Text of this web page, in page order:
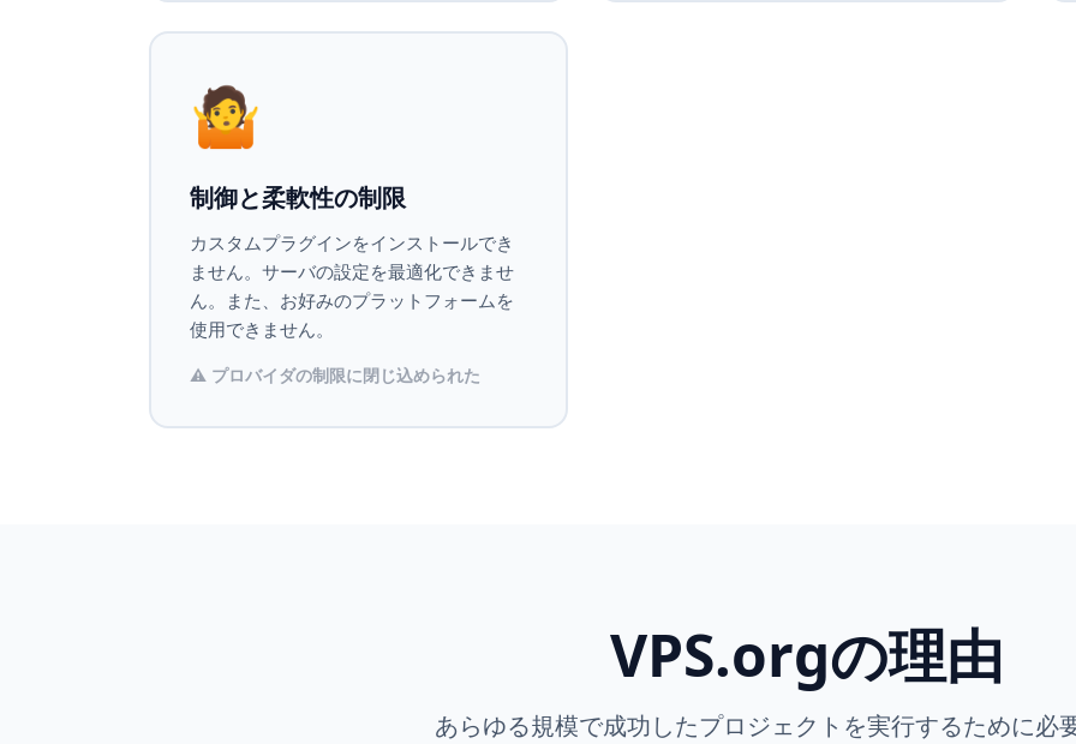
🤷
制御と柔軟性の制限
カスタムプラグインをインストールでき
ません。サーバの設定を最適化できませ
ん。また、お好みのプラットフォームを
使用できません。
⚠️ プロバイダの制限に閉じ込められた
VPS.orgの理由
あらゆる規模で成功したプロジェクトを実行するために必